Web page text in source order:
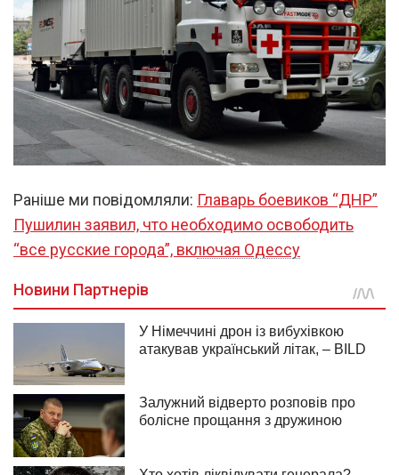
Раніше ми повідомляли: Главарь боевиков “ДНР”
Пушилин заявил, что необходимо освободить
“все русские города”, включая Одессу